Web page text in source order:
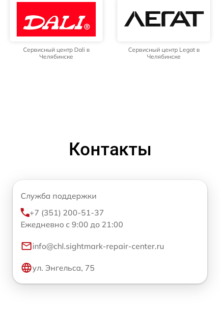
Сервисный центр Dali в
Челябинске
Сервисный центр Legat в
Челябинске
Контакты
Служба поддержки
+7 (351) 200-51-37
Ежедневно с 9:00 до 21:00
info@chl.sightmark-repair-center.ru
ул. Энгельса, 75